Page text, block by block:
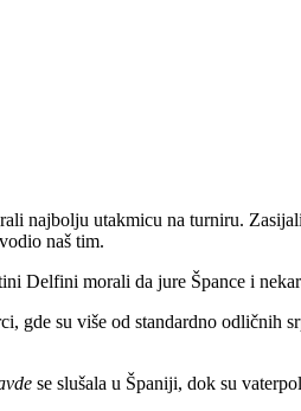
najbolju utakmicu na turniru.
naš tim.
Delfini morali da jure Špance i
gde su više od standardno
se slušala u Španiji, dok su